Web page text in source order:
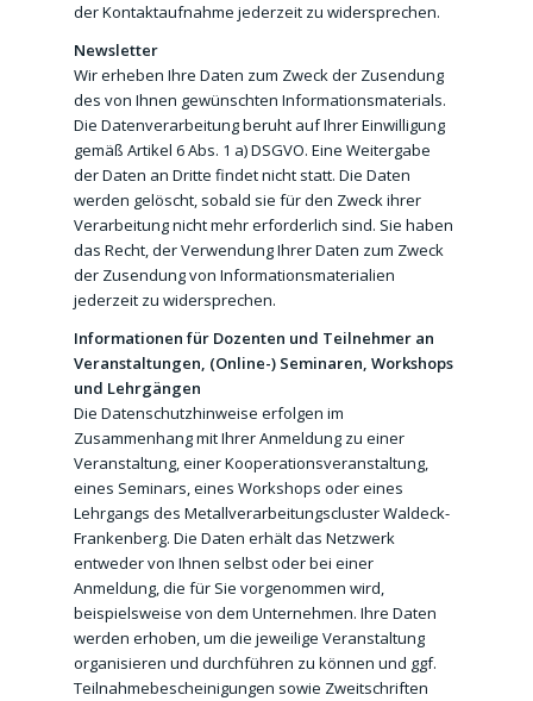
der Kontaktaufnahme jederzeit zu widersprechen.
Newsletter
Wir erheben Ihre Daten zum Zweck der Zusendung
des von Ihnen gewünschten Informationsmaterials.
Die Datenverarbeitung beruht auf Ihrer Einwilligung
gemäß Artikel 6 Abs. 1 a) DSGVO. Eine Weitergabe
der Daten an Dritte findet nicht statt. Die Daten
werden gelöscht, sobald sie für den Zweck ihrer
Verarbeitung nicht mehr erforderlich sind. Sie haben
das Recht, der Verwendung Ihrer Daten zum Zweck
der Zusendung von Informationsmaterialien
jederzeit zu widersprechen.
Informationen für Dozenten und Teilnehmer an
Veranstaltungen, (Online-) Seminaren, Workshops
und Lehrgängen
Die Datenschutzhinweise erfolgen im
Zusammenhang mit Ihrer Anmeldung zu einer
Veranstaltung, einer Kooperationsveranstaltung,
eines Seminars, eines Workshops oder eines
Lehrgangs des Metallverarbeitungscluster Waldeck-
Frankenberg. Die Daten erhält das Netzwerk
entweder von Ihnen selbst oder bei einer
Anmeldung, die für Sie vorgenommen wird,
beispielsweise von dem Unternehmen. Ihre Daten
werden erhoben, um die jeweilige Veranstaltung
organisieren und durchführen zu können und ggf.
Teilnahmebescheinigungen sowie Zweitschriften